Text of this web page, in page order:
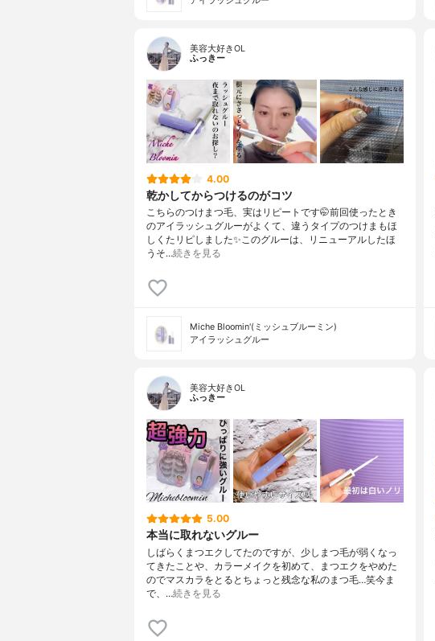
美容大好きOL
ふっきー
4.00
乾かしてからつけるのがコツ
こちらのつけまつ毛、実はリピートです🤭前回使ったとき
のアイラッシュグルーがよくて、違うタイプのつけまもほ
しくたリピしました✨このグルーは、リニューアルしたほ
うそ…続きを見る
Miche Bloomin'(ミッシュブルーミン)
アイラッシュグルー
美容大好きOL
ふっきー
5.00
本当に取れないグルー
しばらくまつエクしてたのですが、少しまつ毛が弱くなっ
てきたことや、カラーメイクを初めて、まつエクをやめた
のでマスカラをとるとちょっと残念な私のまつ毛…笑今ま
で、…続きを見る